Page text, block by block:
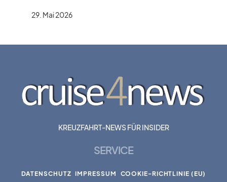
29. Mai 2026
KREUZFAHRT-NEWS FÜR INSIDER
SERVICE
DATENSCHUTZ IMPRESSUM COOKIE-RICHTLINIE (EU)